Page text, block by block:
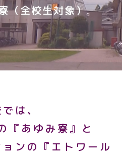
（全校生対象）
は、
『あゆみ寮』と
ンの『エトワール